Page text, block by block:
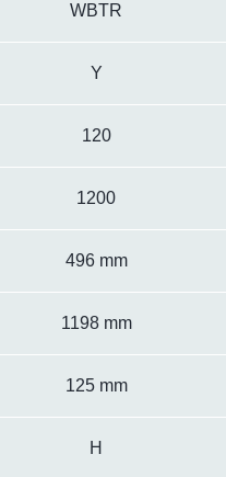
WBTR
Y
120
1200
496 mm
1198 mm
125 mm
H